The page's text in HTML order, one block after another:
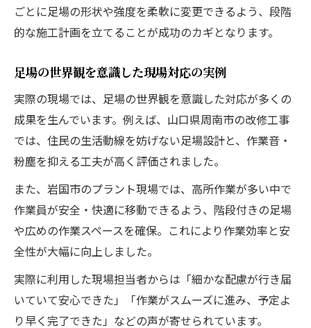
ごとに足場の形状や強度を柔軟に変更できるよう、段階
的な施工計画を立てることが成功のカギとなります。
足場の世界観を意識した現場対応の実例
実際の現場では、足場の世界観を意識した対応が多くの
成果を生んでいます。例えば、山口県周南市の改修工事
では、住民の生活動線を妨げない足場設計と、作業音・
粉塵を抑える工夫が高く評価されました。
また、岩国市のプラント現場では、高所作業が多い中で
作業員が安全・快適に移動できるよう、階段付きの足場
や広めの作業スペースを確保。これにより作業効率と安
全性が大幅に向上しました。
実際に利用した現場担当者からは「細かな配慮が行き届
いていて安心できた」「作業がスムーズに進み、予定よ
り早く完了できた」などの声が寄せられています。